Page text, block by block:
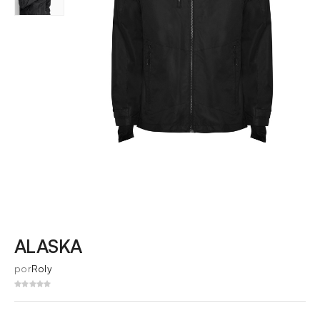
ALASKA
porRoly